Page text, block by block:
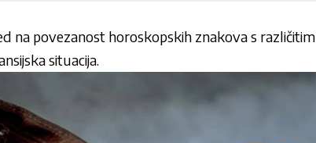
na povezanost horoskopskih znakova s različitim
situacija.